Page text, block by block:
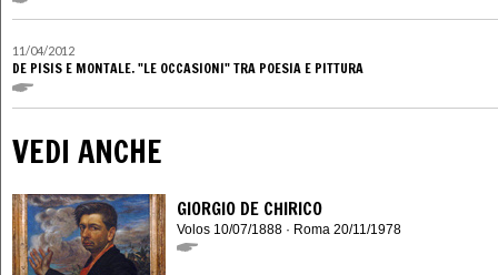
11/04/2012
DE PISIS E MONTALE. "LE OCCASIONI" TRA POESIA E PITTURA
VEDI ANCHE
GIORGIO DE CHIRICO
Volos 10/07/1888 · Roma 20/11/1978